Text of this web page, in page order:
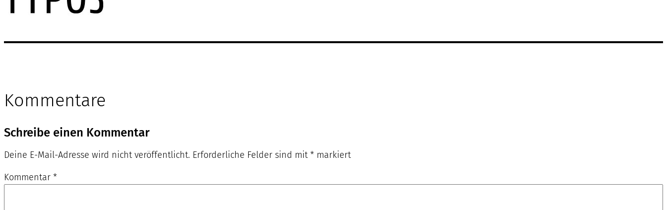
Kommentare
Schreibe einen Kommentar
Deine E-Mail-Adresse wird nicht veröffentlicht. Erforderliche Felder sind mit * markiert
Kommentar *